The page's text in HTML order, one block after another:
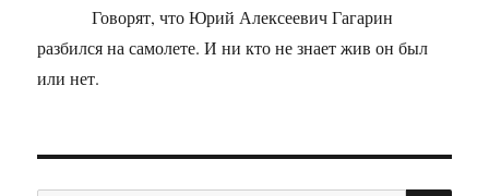
Говорят, что Юрий Алексеевич Гагарин
разбился на самолете. И ни кто не знает жив он был
или нет.